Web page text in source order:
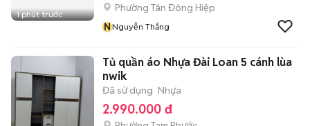
1 phút trước
Phường Tân Đông Hiệp
NNguyễn Thắng
Tủ quần áo Nhựa Đài Loan 5 cánh lùa
nwik
Đã sử dụng Nhựa
2.990.000 đ